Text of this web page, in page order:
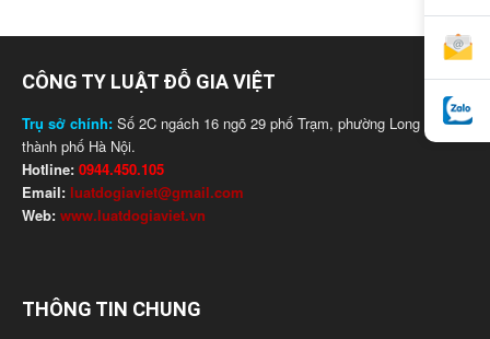
CÔNG TY LUẬT ĐỖ GIA VIỆT
Trụ sở chính: Số 2C ngách 16 ngõ 29 phố Trạm, phường Long Biên,
thành phố Hà Nội.
Hotline: 0944.450.105
Email: luatdogiaviet@gmail.com
Web: www.luatdogiaviet.vn
THÔNG TIN CHUNG